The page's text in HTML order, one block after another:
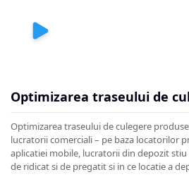
Optimizarea traseului de
Optimizarea traseului de culegere
lucratorii comerciali – pe baza locatorilor
aplicatiei mobile, lucratorii din depozit
de ridicat si de pregatit si in ce locatie a